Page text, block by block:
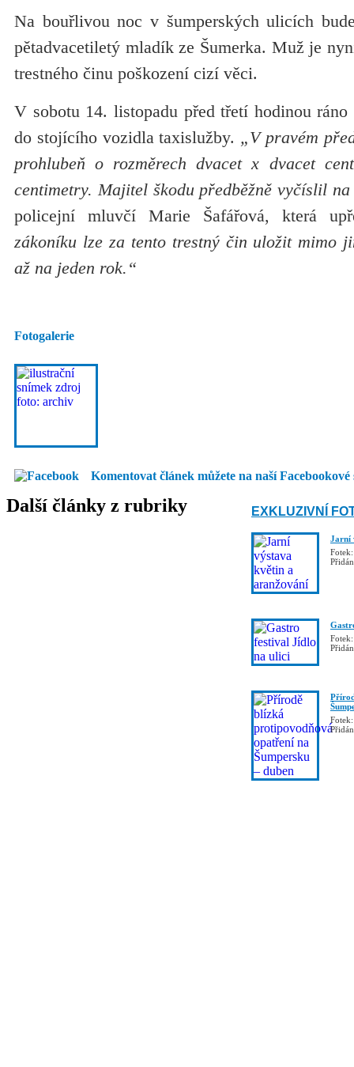
Na bouřlivou noc v šumperských ulicích
pětadvacetiletý mladík ze Šumerka. Muž je
trestného činu poškození cizí věci.
V sobotu 14. listopadu před třetí hodinou
do stojícího vozidla taxislužby. „V pravém
prohlubeň o rozměrech dvacet x dvacet
centimetry. Majitel škodu předběžně vyčíslil
policejní mluvčí Marie Šafářová, která
zákoníku lze za tento trestný čin uložit mimo
až na jeden rok.“
Fotogalerie
Komentovat článek můžete na naší Facebookové
Další články z rubriky EXKLUZIVNÍ
Jarní